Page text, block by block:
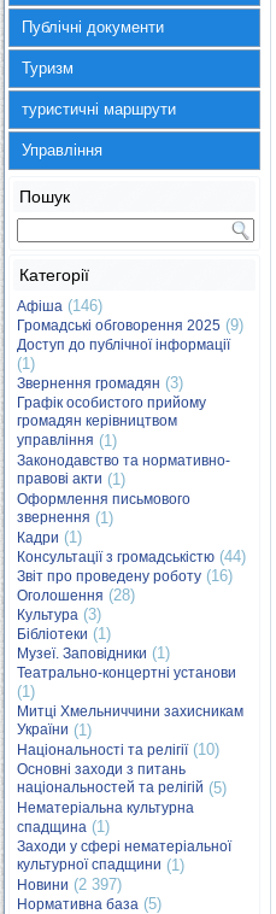
Публічні документи
Туризм
туристичні маршрути
Управління
Пошук
Категорії
Афіша (146)
Громадські обговорення 2025 (9)
Доступ до публічної інформації
(1)
Звернення громадян (3)
Графік особистого прийому
громадян керівництвом
управління (1)
Законодавство та нормативно-
правові акти (1)
Оформлення письмового
звернення (1)
Кадри (1)
Консультації з громадськістю (44)
Звіт про проведену роботу (16)
Оголошення (28)
Культура (3)
Бібліотеки (1)
Музеї. Заповідники (1)
Театрально-концертні установи
(1)
Митці Хмельниччини захисникам
України (1)
Національності та релігії(10)
Основні заходи з питань
національностей та релігій (5)
Нематеріальна культурна
спадщина (1)
Заходи у сфері нематеріальної
культурної спадщини (1)
Новини (2 397)
Нормативна база (5)